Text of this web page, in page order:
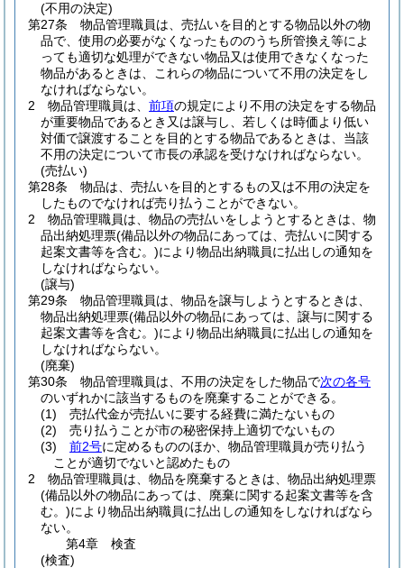
(不用の決定)
第27条
物品管理職員は、売払いを目的とする物品以外の物
品で、使用の必要がなくなったもののうち所管換え等によ
っても適切な処理ができない物品又は使用できなくなった
物品があるときは、これらの物品について不用の決定をし
なければならない。
2
物品管理職員は、 前項の規定により不用の決定をする物品
が重要物品であるとき又は譲与し、若しくは時価より低い
対価で譲渡することを目的とする物品であるときは、当該
不用の決定について市長の承認を受けなければならない。
(売払い)
第28条
物品は、売払いを目的とするもの又は不用の決定を
したものでなければ売り払うことができない。
2
物品管理職員は、物品の売払いをしようとするときは、物
品出納処理票(備品以外の物品にあっては、売払いに関する
起案文書等を含む。)により物品出納職員に払出しの通知を
しなければならない。
(譲与)
第29条
物品管理職員は、物品を譲与しようとするときは、
物品出納処理票(備品以外の物品にあっては、譲与に関する
起案文書等を含む。)により物品出納職員に払出しの通知を
しなければならない。
(廃棄)
第30条
物品管理職員は、不用の決定をした物品で次の各号
のいずれかに該当するものを廃棄することができる。
(1)
売払代金が売払いに要する経費に満たないもの
(2)
売り払うことが市の秘密保持上適切でないもの
(3)
前2号に定めるもののほか、物品管理職員が売り払う
ことが適切でないと認めたもの
2
物品管理職員は、物品を廃棄するときは、物品出納処理票
(備品以外の物品にあっては、廃棄に関する起案文書等を含
む。)により物品出納職員に払出しの通知をしなければなら
ない。
第4章
検査
(検査)